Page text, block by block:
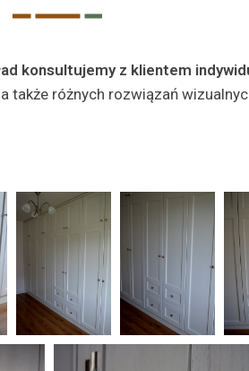
konsultujemy z klientem
różnych rozwiązań